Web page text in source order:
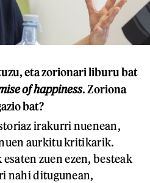
eta zorionari liburu bat
of happiness. Zoriona
bat?
irakurri nuenean,
aurkitu kritikarik.
zuen ezen, besteak
nahi ditugunean,